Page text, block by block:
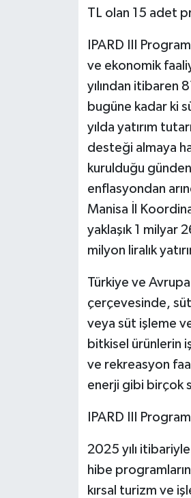
TL olan 15 adet
IPARD III
ve ekonomik
yılından itibaren
bugüne kadar ki
yılda yatırım
desteği almaya
kurulduğu
enflasyondan
Manisa İl
yaklaşık 1 milyar
milyon liralık
Türkiye ve
çerçevesinde,
veya süt işleme
bitkisel ürünlerin
ve rekreasyon
enerji gibi birçok
IPARD III
2025 yılı
hibe
kırsal turizm ve